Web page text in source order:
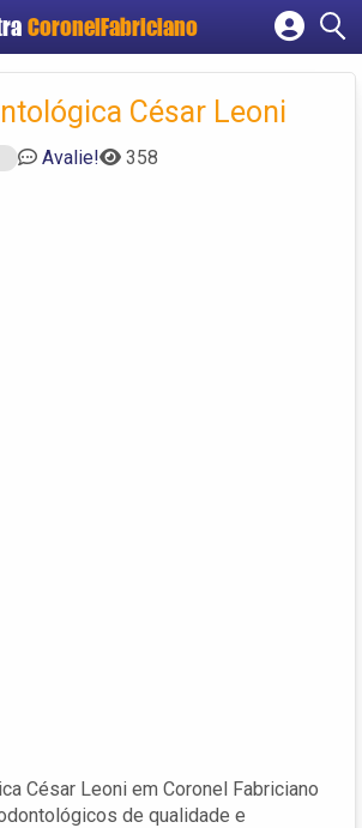
CoronelFabriciano
Cadastrar empresa
Criar contaCésar Leoni
Avalie! 358
César Leoni em Coronel Fabriciano
de qualidade e